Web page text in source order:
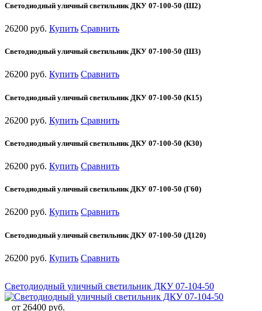
Светодиодный уличный светильник ДКУ 07-100-50 (Ш2)
26200 руб. Купить Сравнить
Светодиодный уличный светильник ДКУ 07-100-50 (Ш3)
26200 руб. Купить Сравнить
Светодиодный уличный светильник ДКУ 07-100-50 (К15)
26200 руб. Купить Сравнить
Светодиодный уличный светильник ДКУ 07-100-50 (К30)
26200 руб. Купить Сравнить
Светодиодный уличный светильник ДКУ 07-100-50 (Г60)
26200 руб. Купить Сравнить
Светодиодный уличный светильник ДКУ 07-100-50 (Д120)
26200 руб. Купить Сравнить
Светодиодный уличный светильник ДКУ 07-104-50
от 26400 руб.